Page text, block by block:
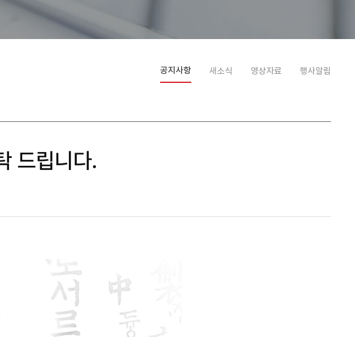
공지사항 새소식 영상자료 행사알림
드립니다.